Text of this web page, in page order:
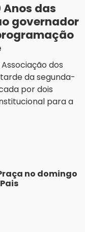
Anos das
governador
dos
da segunda-
por dois
para a
no domingo